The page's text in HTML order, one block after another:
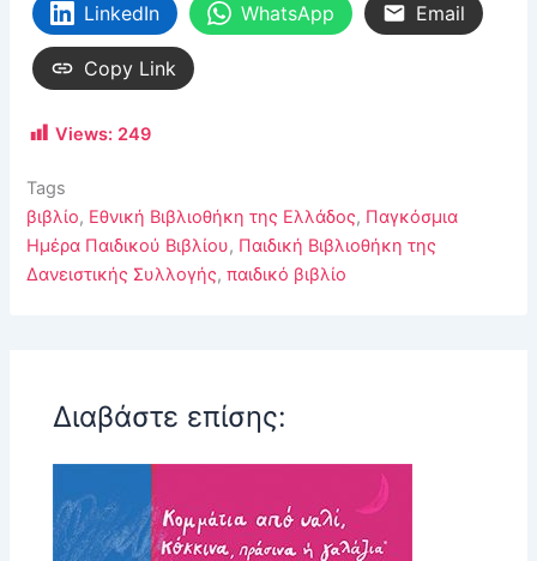
LinkedIn WhatsApp Email
Copy Link
Views: 249
Tags
βιβλίο, Εθνική Βιβλιοθήκη της Ελλάδος, Παγκόσμια
Ημέρα Παιδικού Βιβλίου, Παιδική Βιβλιοθήκη της
Δανειστικής Συλλογής,παιδικό βιβλίο
Διαβάστε επίσης: